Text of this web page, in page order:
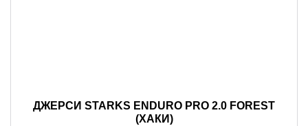
ДЖЕРСИ STARKS ENDURO PRO 2.0 FOREST
(ХАКИ)